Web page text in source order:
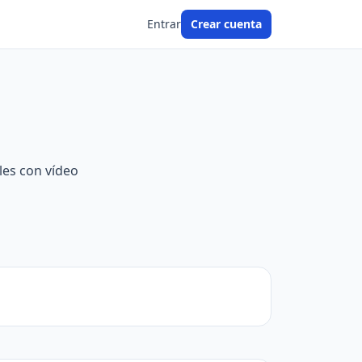
Entrar Crear cuenta
con vídeo